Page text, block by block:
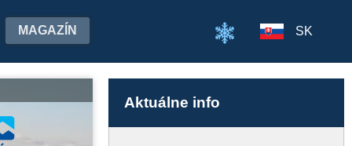
MAGAZÍN SK
Aktuálne info